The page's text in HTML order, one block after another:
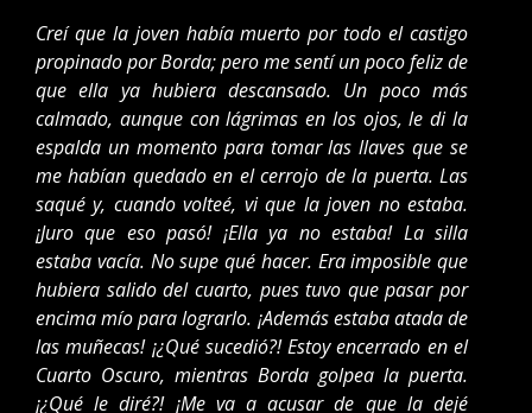
Creí que la joven había muerto por todo el castigo
propinado por Borda; pero me sentí un poco feliz de
que ella ya hubiera descansado. Un poco más
calmado, aunque con lágrimas en los ojos, le di la
espalda un momento para tomar las llaves que se
me habían quedado en el cerrojo de la puerta. Las
saqué y, cuando volteé, vi que la joven no estaba.
¡Juro que eso pasó! ¡Ella ya no estaba! La silla
estaba vacía. No supe qué hacer. Era imposible que
hubiera salido del cuarto, pues tuvo que pasar por
encima mío para lograrlo. ¡Además estaba atada de
las muñecas! ¡¿Qué sucedió?! Estoy encerrado en el
Cuarto Oscuro, mientras Borda golpea la puerta.
¡¿Qué le diré?! ¡Me va a acusar de que la dejé